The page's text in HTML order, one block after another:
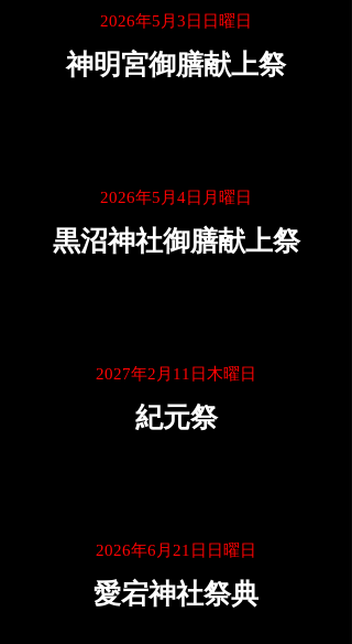
2026年5月3日日曜日
神明宮御膳献上祭
2026年5月4日月曜日
黒沼神社御膳献上祭
2027年2月11日木曜日
紀元祭
2026年6月21日日曜日
愛宕神社祭典